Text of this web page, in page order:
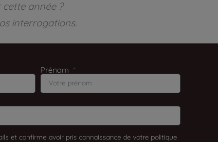
cette année ?
interrogations.
Prénom
et confirme avoir pris connaissance de votre politique